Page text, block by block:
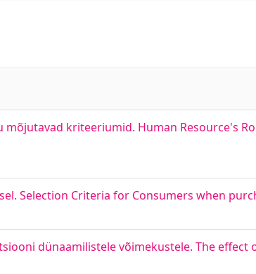
kriteeriumid. Human Resource's
Selection Criteria for Consumers when
dünaamilistele võimekustele. The effect